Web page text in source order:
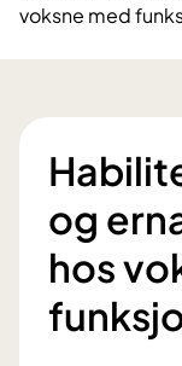
voksne med
og
hos